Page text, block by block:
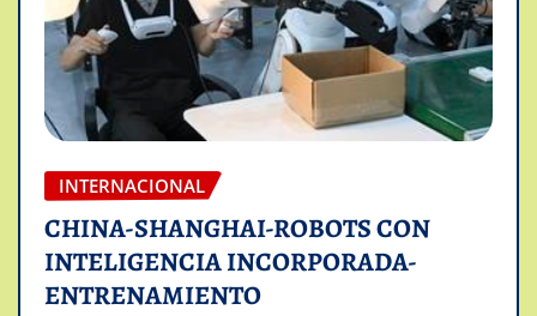
INTERNACIONAL
CHINA-SHANGHAI-ROBOTS CON
INTELIGENCIA INCORPORADA-
ENTRENAMIENTO